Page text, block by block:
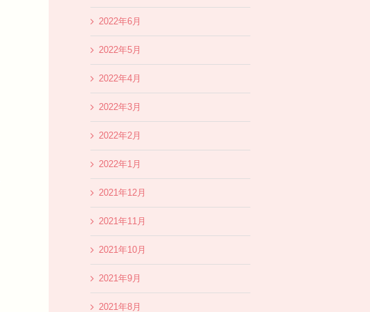
2022年6月
2022年5月
2022年4月
2022年3月
2022年2月
2022年1月
2021年12月
2021年11月
2021年10月
2021年9月
2021年8月